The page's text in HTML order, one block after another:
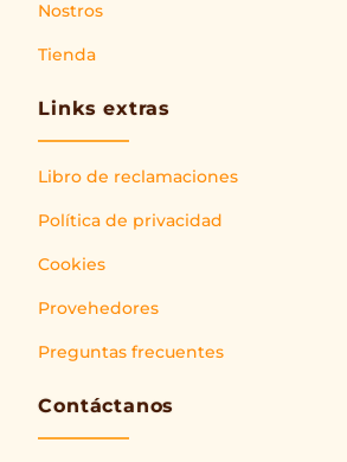
Nostros
Tienda
Links extras
Libro de reclamaciones
Política de privacidad
Cookies
Provehedores
Preguntas frecuentes
Contáctanos